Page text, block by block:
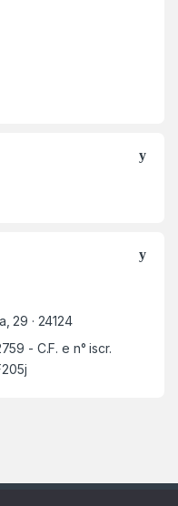
29 · 24124
- C.F. e n° iscr.